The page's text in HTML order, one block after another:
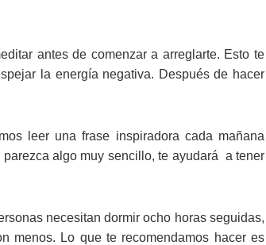
antes de comenzar a arreglarte. Esto te
la energía negativa. Después de hacer
leer una frase inspiradora cada mañana
algo muy sencillo, te ayudará a tener
necesitan dormir ocho horas seguidas,
menos. Lo que te recomendamos hacer es